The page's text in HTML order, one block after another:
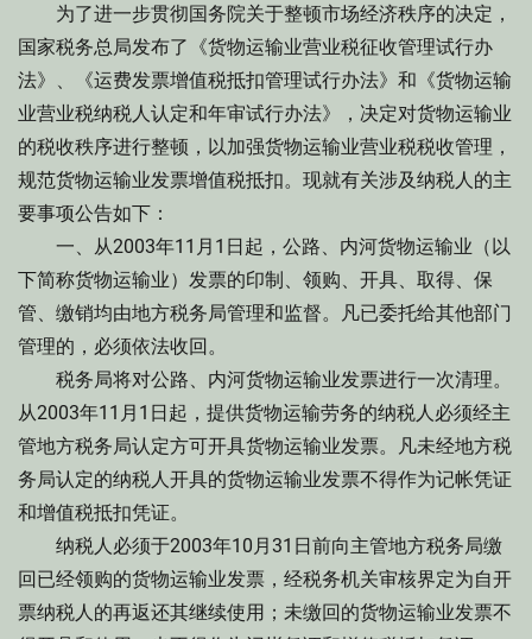
为了进一步贯彻国务院关于整顿市场经济秩序的决定，
国家税务总局发布了《货物运输业营业税征收管理试行办
法》、《运费发票增值税抵扣管理试行办法》和《货物运输
业营业税纳税人认定和年审试行办法》，决定对货物运输业
的税收秩序进行整顿，以加强货物运输业营业税税收管理，
规范货物运输业发票增值税抵扣。现就有关涉及纳税人的主
要事项公告如下：
一、从2003年11月1日起，公路、内河货物运输业（以
下简称货物运输业）发票的印制、领购、开具、取得、保
管、缴销均由地方税务局管理和监督。凡已委托给其他部门
管理的，必须依法收回。
税务局将对公路、内河货物运输业发票进行一次清理。
从2003年11月1日起，提供货物运输劳务的纳税人必须经主
管地方税务局认定方可开具货物运输业发票。凡未经地方税
务局认定的纳税人开具的货物运输业发票不得作为记帐凭证
和增值税抵扣凭证。
纳税人必须于2003年10月31日前向主管地方税务局缴
回已经领购的货物运输业发票，经税务机关审核界定为自开
票纳税人的再返还其继续使用；未缴回的货物运输业发票不